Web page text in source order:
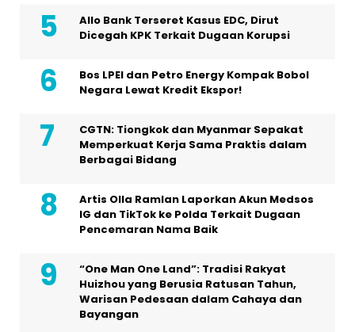
Allo Bank Terseret Kasus EDC, Dirut
Dicegah KPK Terkait Dugaan Korupsi
Bos LPEI dan Petro Energy Kompak Bobol
Negara Lewat Kredit Ekspor!
CGTN: Tiongkok dan Myanmar Sepakat
Memperkuat Kerja Sama Praktis dalam
Berbagai Bidang
Artis Olla Ramlan Laporkan Akun Medsos
IG dan TikTok ke Polda Terkait Dugaan
Pencemaran Nama Baik
“One Man One Land”: Tradisi Rakyat
Huizhou yang Berusia Ratusan Tahun,
Warisan Pedesaan dalam Cahaya dan
Bayangan